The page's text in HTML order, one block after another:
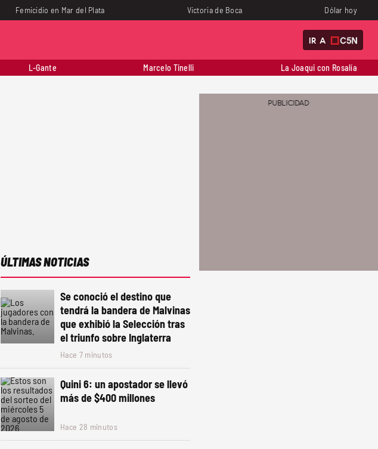
Femicidio en Mar del Plata Victoria de Boca Dólar hoy
IR A
L-Gante Marcelo Tinelli La Joaqui con Rosalía
ÚLTIMAS NOTICIAS
Se conoció el destino que
tendrá la bandera de Malvinas
que exhibió la Selección tras
el triunfo sobre Inglaterra
Hace 7 minutos
Quini 6: un apostador se llevó
más de $400 millones
Hace 28 minutos